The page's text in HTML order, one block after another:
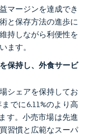
マージンを達成でき
と保存方法の進歩に
持しながら利便性を
ます。
保持し、外食サービ
シェアを保持してお
でに6.11%のより高
す。小売市場は先進
習慣と広範なスーパ